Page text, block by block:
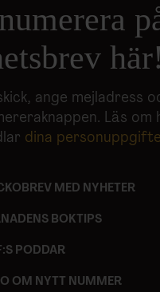
här!
ange mejladress
Läs om
dina
MED NYHETER
BOKTIPS
PODDAR
OM NYTT NUMMER